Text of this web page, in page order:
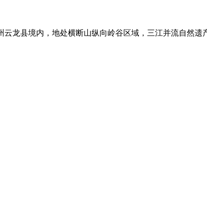
龙县境内，地处横断山纵向岭谷区域，三江并流自然